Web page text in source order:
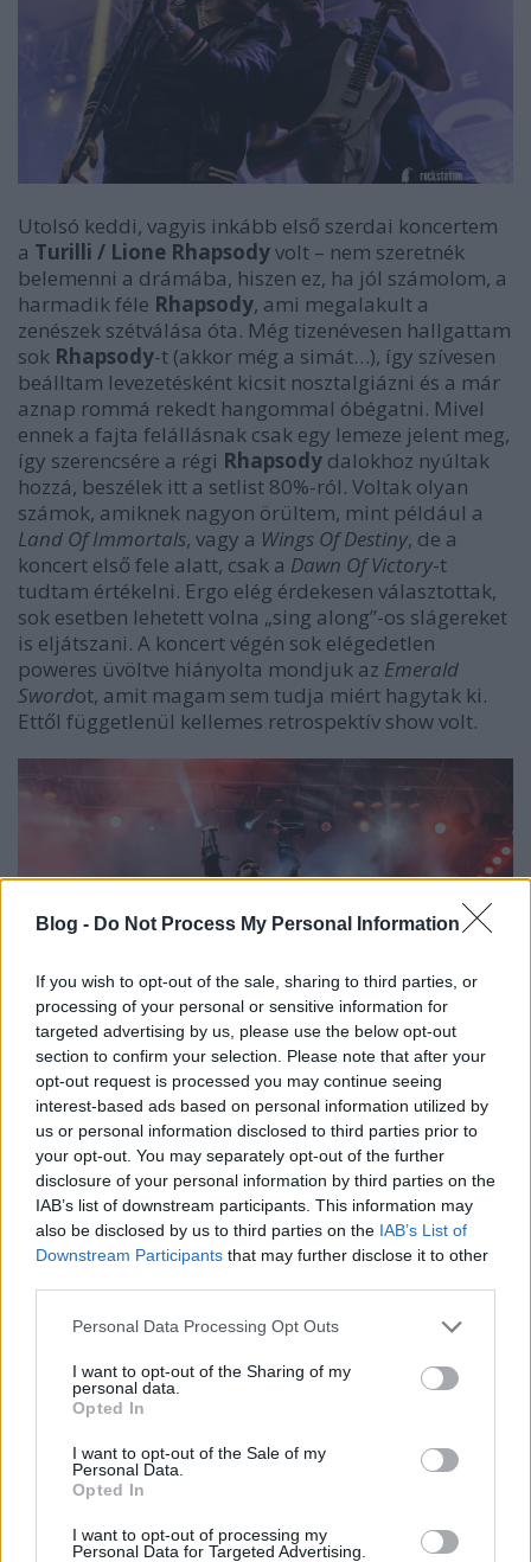
Blog - Do Not Process My Personal Information
If you wish to opt-out of the sale, sharing to third parties, or
processing of your personal or sensitive information for
targeted advertising by us, please use the below opt-out
section to confirm your selection. Please note that after your
opt-out request is processed you may continue seeing
interest-based ads based on personal information utilized by
us or personal information disclosed to third parties prior to
your opt-out. You may separately opt-out of the further
disclosure of your personal information by third parties on the
IAB’s list of downstream participants. This information may
also be disclosed by us to third parties on the IAB’s List of
Downstream Participants that may further disclose it to other
Please note that this website/app uses one or more Google
not limited to your visit or usage behaviour. You may click to
grant or deny consent to Google and its third-party tags to
use your data for below specified purposes in below Google
consent section.
Personal Data Processing Opt Outs
I want to opt-out of the Sharing of my
personal data.
Opted In
I want to opt-out of the Sale of my
Personal Data.
Opted In
I want to opt-out of processing my
Personal Data for Targeted Advertising.
Utolsó keddi, vagyis inkább első szerdai koncertem
a Turilli / Lione Rhapsodyvolt – nem szeretnék
belemenni a drámába, hiszen ez, ha jól számolom, a
harmadik féle Rhapsody, ami megalakult a
zenészek szétválása óta. Még tizenévesen hallgattam
sok Rhapsody-t (akkor még a simát…), így szívesen
beálltam levezetésként kicsit nosztalgiázni és a már
aznap rommá rekedt hangommal óbégatni. Mivel
ennek a fajta felállásnak csak egy lemeze jelent meg,
így szerencsére a régi Rhapsody dalokhoz nyúltak
hozzá, beszélek itt a setlist 80%-ról. Voltak olyan
számok, amiknek nagyon örültem, mint például a
Land Of Immortals, vagy a Wings Of Destiny, de a
koncert első fele alatt, csak a Dawn Of Victory-t
tudtam értékelni. Ergo elég érdekesen választottak,
sok esetben lehetett volna „sing along”-os slágereket
is eljátszani. A koncert végén sok elégedetlen
poweres üvöltve hiányolta mondjuk az Emerald
Swordot, amit magam sem tudja miért hagytak ki.
Ettől függetlenül kellemes retrospektív show volt.